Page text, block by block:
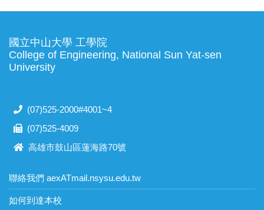
國立中山大學 工學院
College of Engineering, National Sun Yat-sen
University
(07)525-2000#4001~4
(07)525-4009
高雄市鼓山區蓮海路70號
聯絡我們 aexATmail.nsysu.edu.tw
如何到達本校